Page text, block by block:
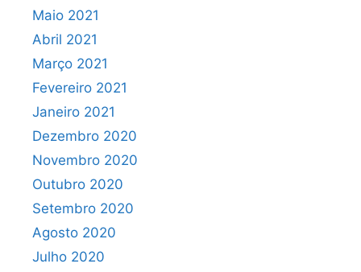
Maio 2021
Abril 2021
Março 2021
Fevereiro 2021
Janeiro 2021
Dezembro 2020
Novembro 2020
Outubro 2020
Setembro 2020
Agosto 2020
Julho 2020